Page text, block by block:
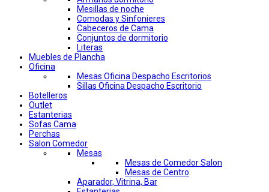
Mesillas de noche
Comodas y Sinfonieres
Cabeceros de Cama
Conjuntos de dormitorio
Literas
Muebles de Plancha
Oficina
Mesas Oficina Despacho Escritorios
Sillas Oficina Despacho Escritorio
Botelleros
Outlet
Estanterias
Sofas Cama
Perchas
Salon Comedor
Mesas
Mesas de Comedor Salon
Mesas de Centro
Aparador, Vitrina, Bar